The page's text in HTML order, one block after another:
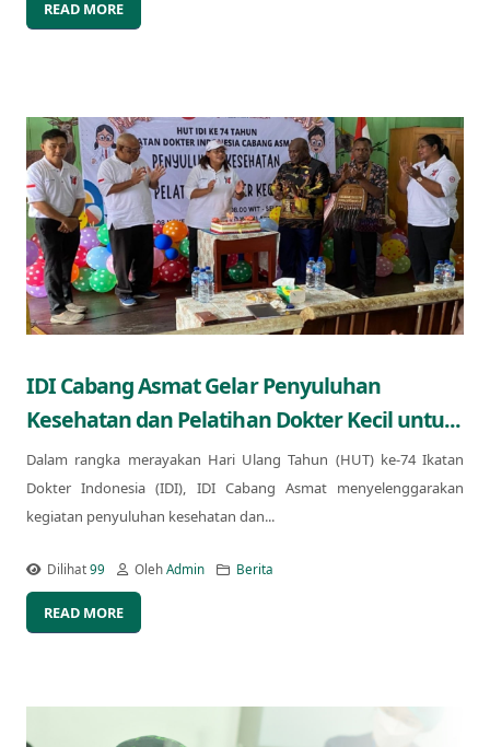
READ MORE
IDI Cabang Asmat Gelar Penyuluhan
Kesehatan dan Pelatihan Dokter Kecil untu...
Dalam rangka merayakan Hari Ulang Tahun (HUT) ke-74 Ikatan
Dokter Indonesia (IDI), IDI Cabang Asmat menyelenggarakan
kegiatan penyuluhan kesehatan dan...
Dilihat99 OlehAdmin Berita
READ MORE